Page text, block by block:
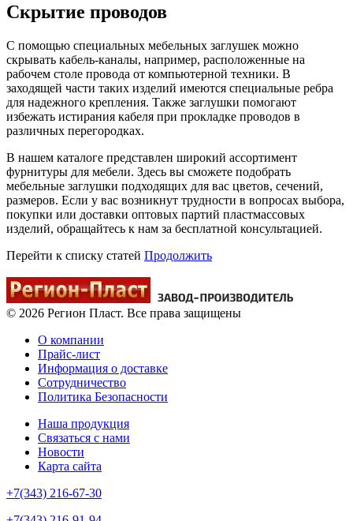
Скрытие проводов
С помощью специальных мебельных заглушек можно
скрывать кабель-каналы, например, расположенные на
рабочем столе провода от компьютерной техники. В
заходящей части таких изделий имеются специальные ребра
для надежного крепления. Также заглушки помогают
избежать истирания кабеля при прокладке проводов в
различных перегородках.
В нашем каталоге представлен широкий ассортимент
фурнитуры для мебели. Здесь вы сможете подобрать
мебельные заглушки подходящих для вас цветов, сечений,
размеров. Если у вас возникнут трудности в вопросах выбора,
покупки или доставки оптовых партий пластмассовых
изделий, обращайтесь к нам за бесплатной консультацией.
Перейти к списку статей Продолжить
© 2026 Регион Пласт. Все права защищены
О компании
Прайс-лист
Информация о доставке
Сотрудничество
Политика Безопасности
Наша продукция
Связаться с нами
Новости
Карта сайта
+7(343) 216-67-30